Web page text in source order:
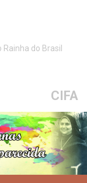
Rainha do Brasil
CIFA